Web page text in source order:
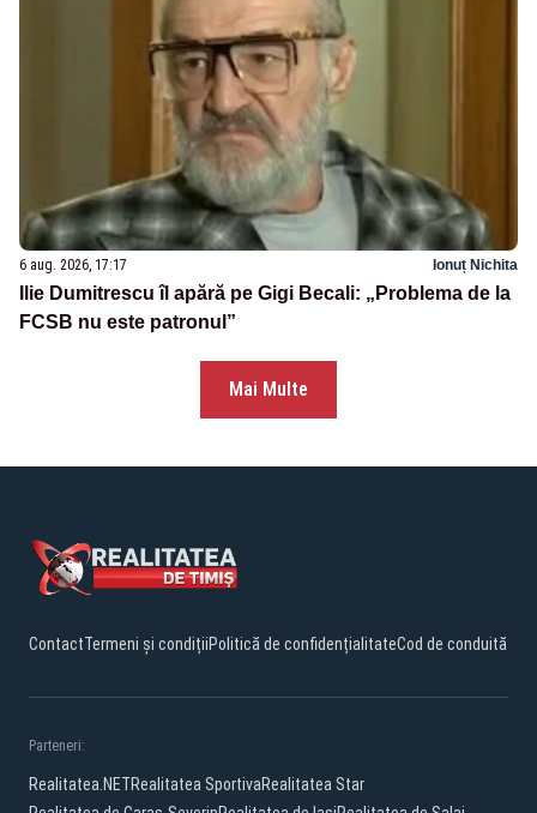
6 aug. 2026, 17:17 Ionuț Nichita
Ilie Dumitrescu îl apără pe Gigi Becali: „Problema de la
FCSB nu este patronul”
Mai Multe
ContactTermeni și condițiiPolitică de confidențialitateCod de conduită
Parteneri:
Realitatea.NETRealitatea SportivaRealitatea Star